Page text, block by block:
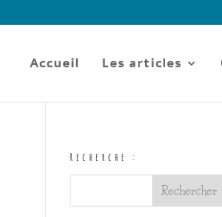
Accueil Les articles
Recherche :